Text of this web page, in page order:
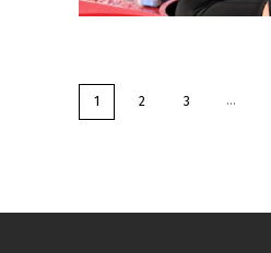
1 2 3 ...